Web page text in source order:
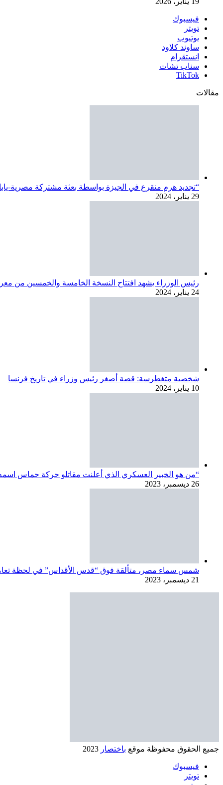
‫TikTok
مقالات
سناب تشات
‫TikTok
زر الذهاب إلى الأعلى